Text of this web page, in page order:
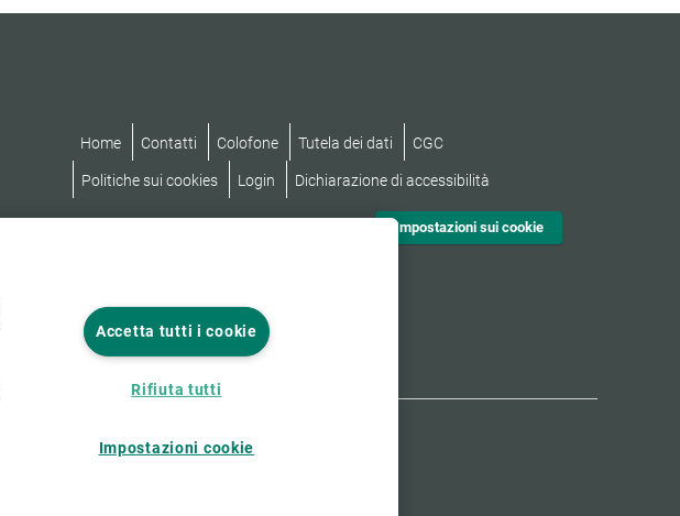
Home Contatti Colofone Tutela dei dati CGC
Politiche sui cookies Login Dichiarazione di accessibilità
Impostazioni sui cookie
Accetta tutti i cookie
Rifiuta tutti
Impostazioni cookie